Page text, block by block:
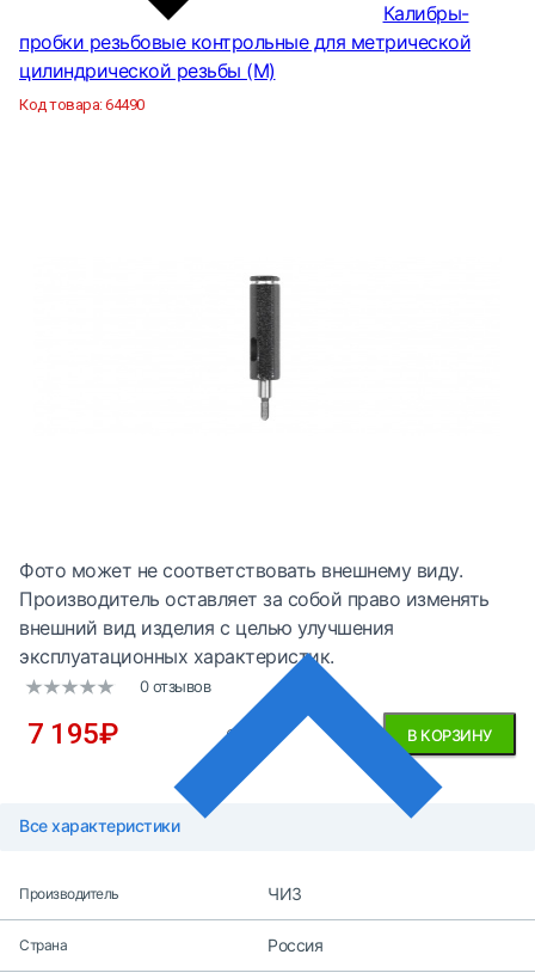
Калибры-
пробки резьбовые контрольные для метрической
цилиндрической резьбы (М)
Код товара:64490
Фото может не соответствовать внешнему виду.
Производитель оставляет за собой право изменять
внешний вид изделия с целью улучшения
эксплуатационных характеристик.
0 отзывов
7 195₽ без НДС В КОРЗИНУ
Все характеристики
Производитель ЧИЗ
Страна Россия